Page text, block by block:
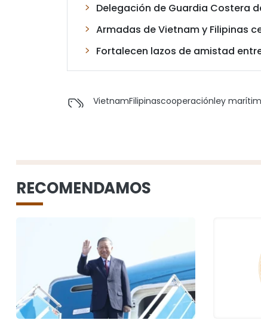
Delegación de Guardia Costera
Armadas de Vietnam y Filipinas
Fortalecen lazos de amistad
VietnamFilipinascooperaciónley
RECOMENDAMOS